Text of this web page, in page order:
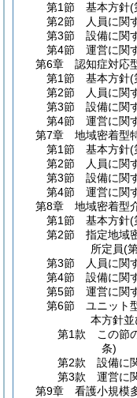
第1節
基本方針(
第2節
人員に関
第3節
設備に関
第4節
運営に関
第6章
認知症対応
第1節
基本方針(
第2節
人員に関
第3節
設備に関
第4節
運営に関
第7章
地域密着型
第1節
基本方針(
第2節
人員に関
第3節
設備に関
第4節
運営に関
第8章
地域密着型
第1節
基本方針(
第2節
指定地域
所定員(
第3節
人員に関
第4節
設備に関
第5節
運営に関
第6節
ユニット
本方針
第1款
この節
条)
第2款
設備に
第3款
運営に
第9章
看護小規模